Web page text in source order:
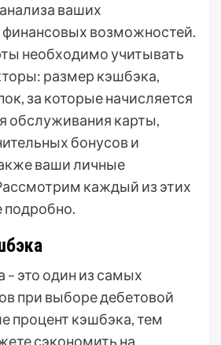
ваших
финансовых возможностей.
необходимо учитывать
размер кэшбэка,
за которые начисляется
обслуживания карты,
бонусов и
ваши личные
каждый из этих
подробно.
это один из самых
при выборе дебетовой
процент кэшбэка, тем
сэкономить на